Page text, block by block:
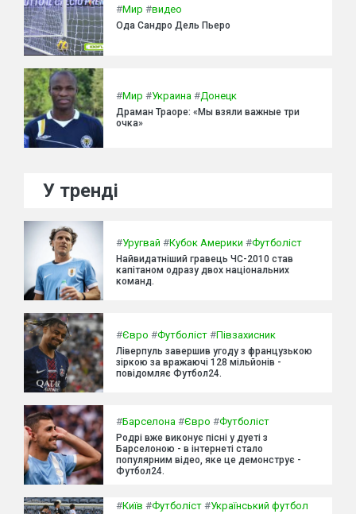
#Мир #видео
Ода Сандро Дель Пьеро
#Мир #Украина #Донецк
Драман Траоре: «Мы взяли важные три
очка»
У тренді
#Уругвай #Кубок Америки #Футболіст
Найвидатніший гравець ЧС-2010 став
капітаном одразу двох національних
команд.
#Євро #Футболіст #Півзахисник
Ліверпуль завершив угоду з французькою
зіркою за вражаючі 128 мільйонів -
повідомляє Футбол24.
#Барселона #Євро #Футболіст
Родрі вже виконує пісні у дуеті з
Барселоною - в інтернеті стало
популярним відео, яке це демонструє -
Футбол24.
#Київ #Футболіст #Український футбол